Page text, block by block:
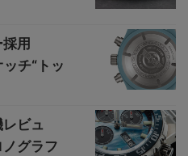
用
チ“トッ
ビュ
グラフ